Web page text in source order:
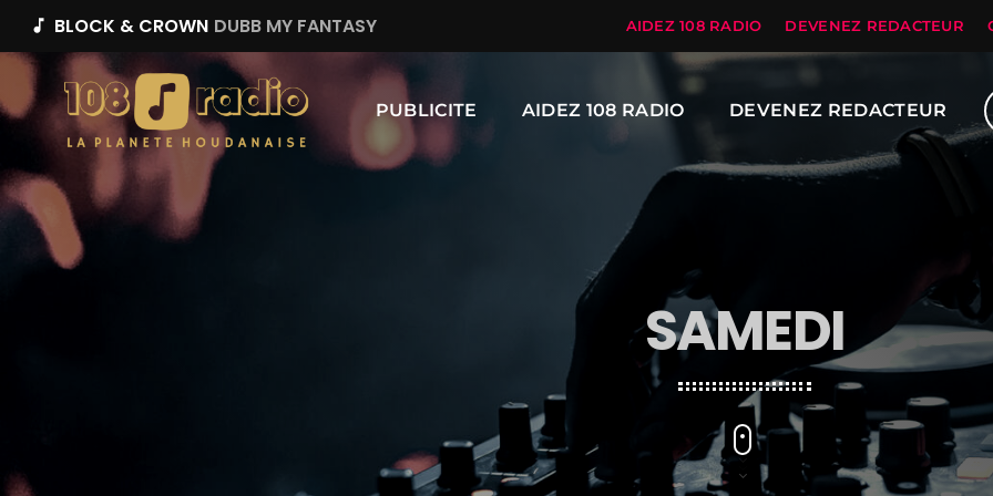
music_note BLOCK & CROWN DUBB MY FANTASY AIDEZ 108 RADIO DEVENEZ REDACTEUR
PUBLICITE AIDEZ 108 RADIO DEVENEZ REDACTEUR
SAMEDI